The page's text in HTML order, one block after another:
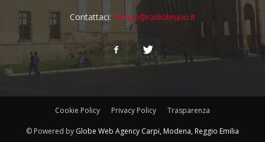
Contattaci: tempo@radiobruno.it
Cookie Policy Privacy Policy Trasparenza
© Powered by Globe Web Agency Carpi, Modena, Reggio Emilia